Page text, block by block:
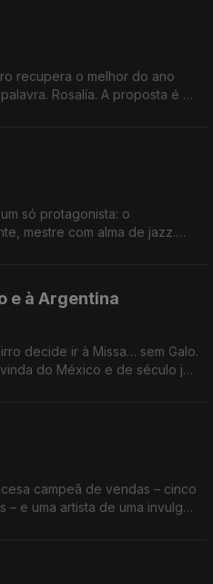
recupera o melhor do ano
Rosalía. A proposta é a
só protagonista: o
mestre com alma de jazz.
e à Argentina
decide ir à Missa… sem Galo.
do México e de século já
campeã de vendas – cinco
e uma artista de uma invulgar